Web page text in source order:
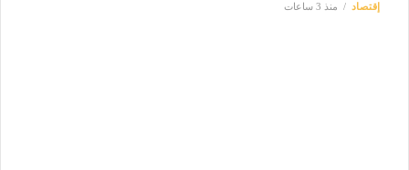
إقتصاد منذ 3 ساعات